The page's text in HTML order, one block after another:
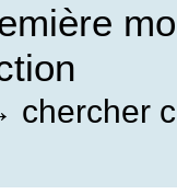
chercher